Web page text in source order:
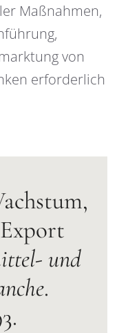
Maßnahmen,
von
erforderlich
und
.